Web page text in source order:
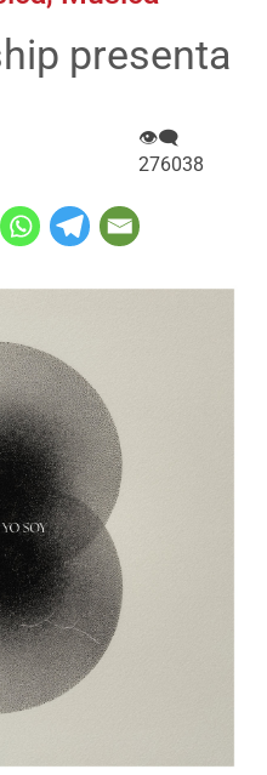
presenta
👁‍🗨
276038